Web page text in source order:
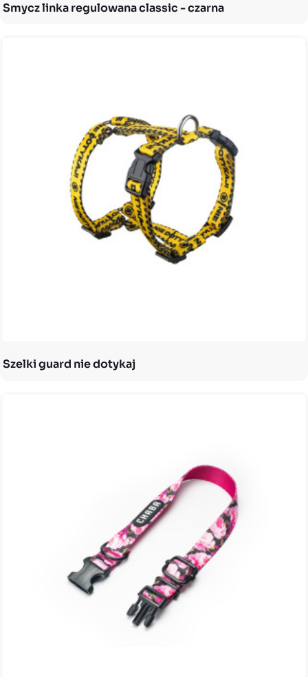
Smycz linka regulowana classic - czarna
Szelki guard nie dotykaj